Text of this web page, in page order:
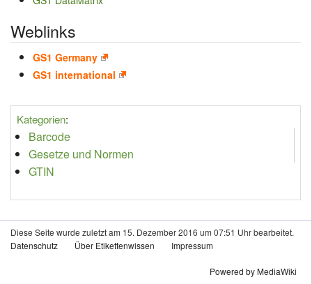
Weblinks
GS1 Germany
GS1 international
Kategorien:
Barcode
Gesetze und Normen
GTIN
Diese Seite wurde zuletzt am 15. Dezember 2016 um 07:51 Uhr bearbeitet.
Datenschutz
Über Etikettenwissen Impressum
Powered by MediaWiki